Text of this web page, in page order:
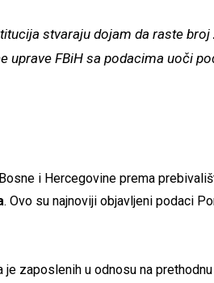
stvaraju dojam da raste broj
uprave FBiH sa podacima uoči
i Hercegovine prema
. Ovo su najnoviji objavljeni podaci
je zaposlenih u odnosu na